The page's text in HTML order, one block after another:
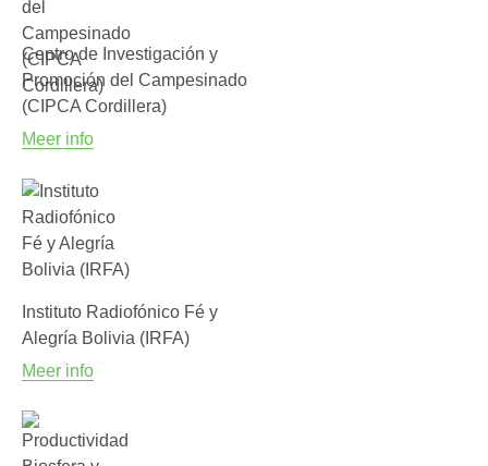
Centro de Investigación y
Promoción del Campesinado
(CIPCA Cordillera)
Meer info
Instituto Radiofónico Fé y
Alegría Bolivia (IRFA)
Meer info